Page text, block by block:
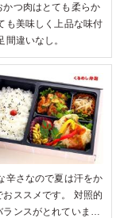
つ肉はとても柔らか
も美味しく上品な味付
違いなし。
辛さなので夏は汗をか
ススメです。 対照的
ンスがとれていま